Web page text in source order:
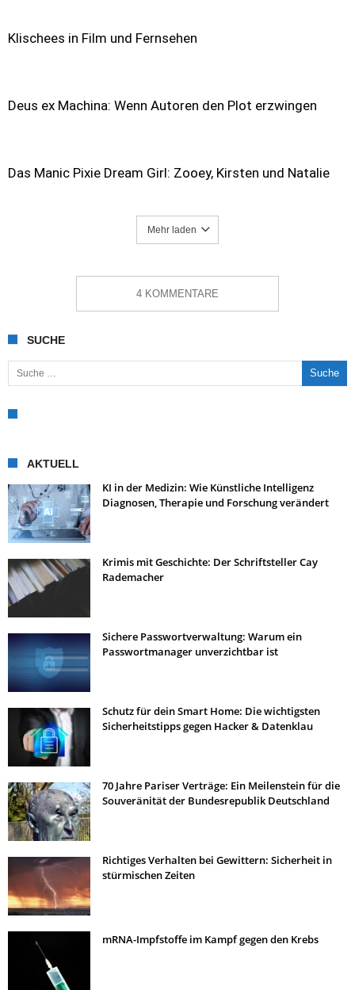
Klischees in Film und Fernsehen
Deus ex Machina: Wenn Autoren den Plot erzwingen
Das Manic Pixie Dream Girl: Zooey, Kirsten und Natalie
Mehr laden
4 KOMMENTARE
SUCHE
Suche nach:
AKTUELL
KI in der Medizin: Wie Künstliche Intelligenz
Diagnosen, Therapie und Forschung verändert
Krimis mit Geschichte: Der Schriftsteller Cay
Rademacher
Sichere Passwortverwaltung: Warum ein
Passwortmanager unverzichtbar ist
Schutz für dein Smart Home: Die wichtigsten
Sicherheitstipps gegen Hacker & Datenklau
70 Jahre Pariser Verträge: Ein Meilenstein für die
Souveränität der Bundesrepublik Deutschland
Richtiges Verhalten bei Gewittern: Sicherheit in
stürmischen Zeiten
mRNA-Impfstoffe im Kampf gegen den Krebs